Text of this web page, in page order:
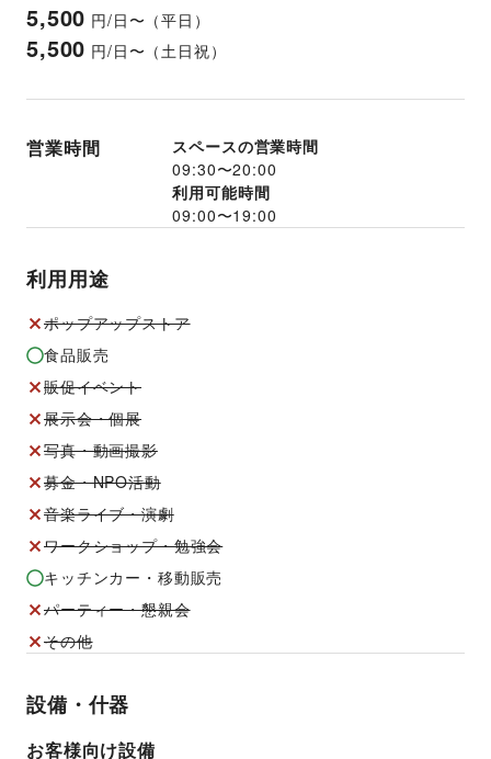
5,500 円/日〜（平日）
5,500 円/日〜（土日祝）
営業時間
スペースの営業時間
09:30〜20:00
利用可能時間
09:00〜19:00
利用用途
ポップアップストア
食品販売
販促イベント
展示会・個展
写真・動画撮影
募金・NPO活動
音楽ライブ・演劇
ワークショップ・勉強会
キッチンカー・移動販売
パーティー・懇親会
その他
設備・什器
お客様向け設備